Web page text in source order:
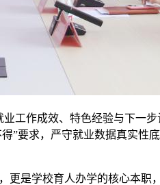
工作成效、特色经验与下一
”要求，严守就业数据真实性
是学校育人办学的核心本